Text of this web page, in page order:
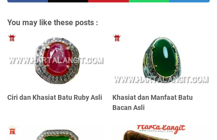
You may like these posts :
Ciri dan Khasiat Batu Ruby Asli
Khasiat dan Manfaat Batu
Bacan Asli